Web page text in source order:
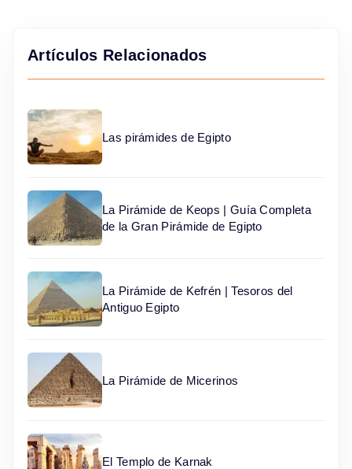
Artículos Relacionados
Las pirámides de Egipto
La Pirámide de Keops | Guía Completa
de la Gran Pirámide de Egipto
La Pirámide de Kefrén | Tesoros del
Antiguo Egipto
La Pirámide de Micerinos
El Templo de Karnak